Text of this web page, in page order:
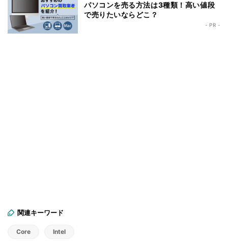
パソコンを売る方法は3種類！高い値段
で売りたいならどこ？
- PR -
関連キーワード
Core Intel